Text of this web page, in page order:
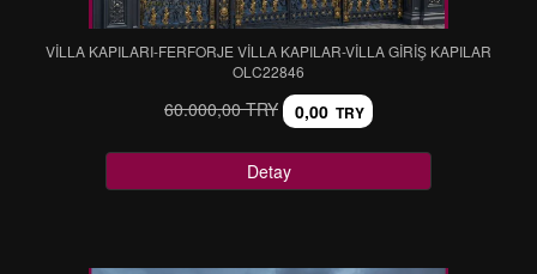
VİLLA KAPILARI-FERFORJE VİLLA KAPILAR-VİLLA GİRİŞ KAPILAR
OLC22846
60.000,00 TRY 0,00 TRY
Detay